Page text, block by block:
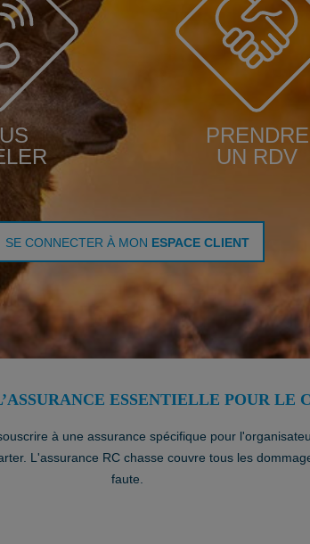
PRENDRE
UN RDV
SE CONNECTER À MON ESPACE CLIENT
ESSENTIELLE POUR LE
à une assurance spécifique pour
L'assurance RC chasse couvre tous les
faute.